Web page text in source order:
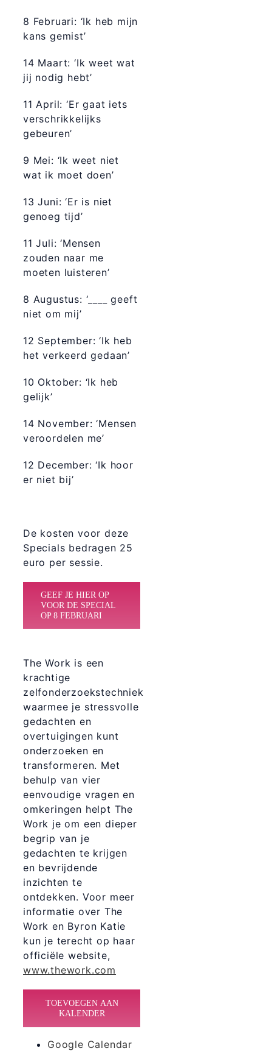
8 Februari: ‘Ik heb mijn
kans gemist’
14 Maart: ‘Ik weet wat
jij nodig hebt’
11 April: ‘Er gaat iets
verschrikkelijks
gebeuren’
9 Mei: ‘Ik weet niet
wat ik moet doen’
13 Juni: ‘Er is niet
genoeg tijd’
11 Juli: ‘Mensen
zouden naar me
moeten luisteren’
8 Augustus: ‘____ geeft
niet om mij’
12 September: ‘Ik heb
het verkeerd gedaan’
10 Oktober: ‘Ik heb
gelijk’
14 November: ‘Mensen
veroordelen me’
12 December: ‘Ik hoor
er niet bij’
De kosten voor deze
Specials bedragen 25
euro per sessie.
GEEF JE HIER OP
VOOR DE SPECIAL
OP 8 FEBRUARI
The Work is een
krachtige
zelfonderzoekstechniek
waarmee je stressvolle
gedachten en
overtuigingen kunt
onderzoeken en
transformeren. Met
behulp van vier
eenvoudige vragen en
omkeringen helpt The
Work je om een dieper
begrip van je
gedachten te krijgen
en bevrijdende
inzichten te
ontdekken. Voor meer
informatie over The
Work en Byron Katie
kun je terecht op haar
officiële website,
www.thework.com
TOEVOEGEN AAN
KALENDER
Google Calendar